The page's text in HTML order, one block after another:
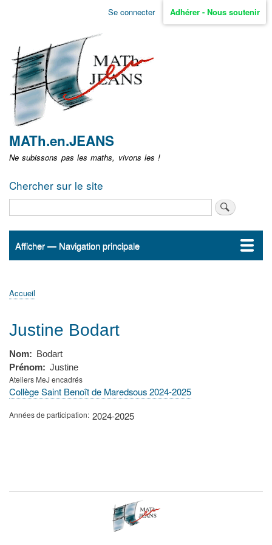
Aller
non
identifié
Se connecter Adhérer - Nous soutenir
MATh.en.JEANS
Ne subissons pas les maths, vivons les !
Chercher sur le site
Navigation
Afficher — Navigation principale
Accueil
ActualitésMATh.en.JEANS ?
Régions et Ateliers
Créer, gérer un atelier
Sujets/Publications
Congrès
d'Ariane
Accueil
Justine Bodart
Nom
Bodart
Prénom
Justine
Ateliers MeJ encadrés
Collège Saint Benoît de Maredsous 2024-2025
Années de participation 2024-2025